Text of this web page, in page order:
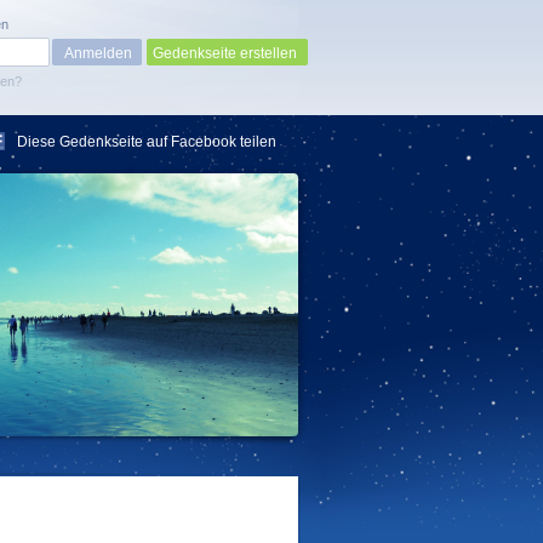
Gedenkseite erstellen
Diese Gedenkseite auf Facebook teilen